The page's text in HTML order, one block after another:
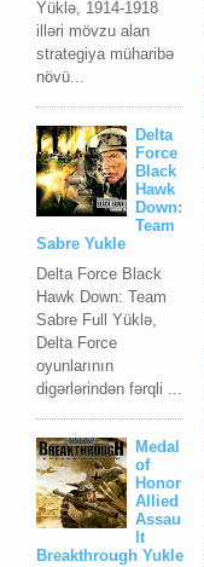
Yüklə, 1914-1918
illəri mövzu alan
strategiya müharibə
növü...
Delta
Force
Black
Hawk
Down:
Team
Sabre Yukle
Delta Force Black
Hawk Down: Team
Sabre Full Yüklə,
Delta Force
oyunlarının
digərlərindən fərqli ...
Medal
of
Honor
Allied
Assau
lt
Breakthrough Yukle